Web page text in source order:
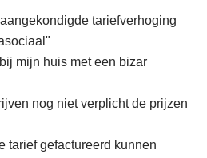
tariefverhoging
mijn huis met een bizar
nog niet verplicht de prijzen
tarief gefactureerd kunnen